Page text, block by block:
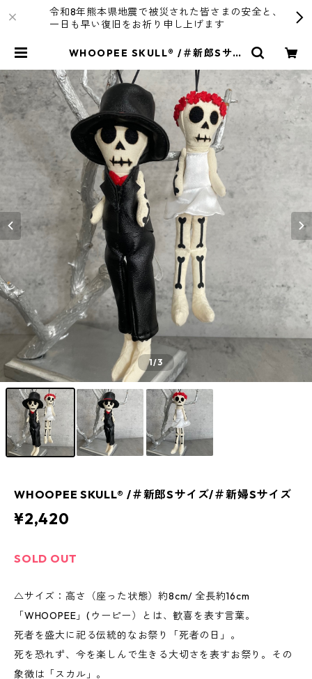
令和8年熊本県地震で被災された皆さまの安全と、
一日も早い復旧をお祈り申し上げます
WHOOPEE SKULL® /＃新郎Sサイ
1/3
WHOOPEE SKULL® /＃新郎Sサイズ/＃新婦Sサイズ
¥2,420
SOLD OUT
△サイズ：高さ（座った状態）約8cm/ 全長約16cm
「WHOOPEE」(ウーピー）とは、歓喜を表す言葉。
死者を盛大に祀る伝統的なお祭り「死者の日」。
死を恐れず、今を楽しんで生きる大切さを表すお祭り。その
象徴は「スカル」。